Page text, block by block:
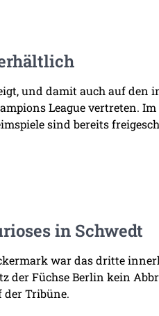
und damit auch auf
League vertreten.
sind bereits
in Schwedt
war das dritte
der Füchse Berlin kein
der Tribüne.